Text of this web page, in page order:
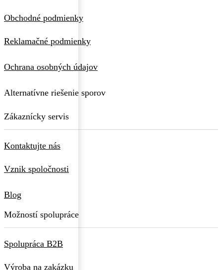
Obchodné podmienky
Reklamačné podmienky
Ochrana osobných údajov
Alternatívne riešenie sporov
Zákaznícky servis
Kontaktujte nás
Vznik spoločnosti
Blog
Možností spolupráce
Spolupráca B2B
Výroba na zakázku